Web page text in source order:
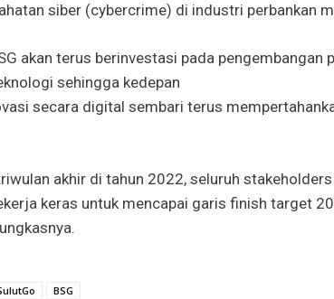
siber (cybercrime) di industri perbankan
akan terus berinvestasi pada pengembangan
sehingga kedepan
secara digital sembari terus
akhir di tahun 2022, seluruh stakeholders
keras untuk mencapai garis finish target
BSG